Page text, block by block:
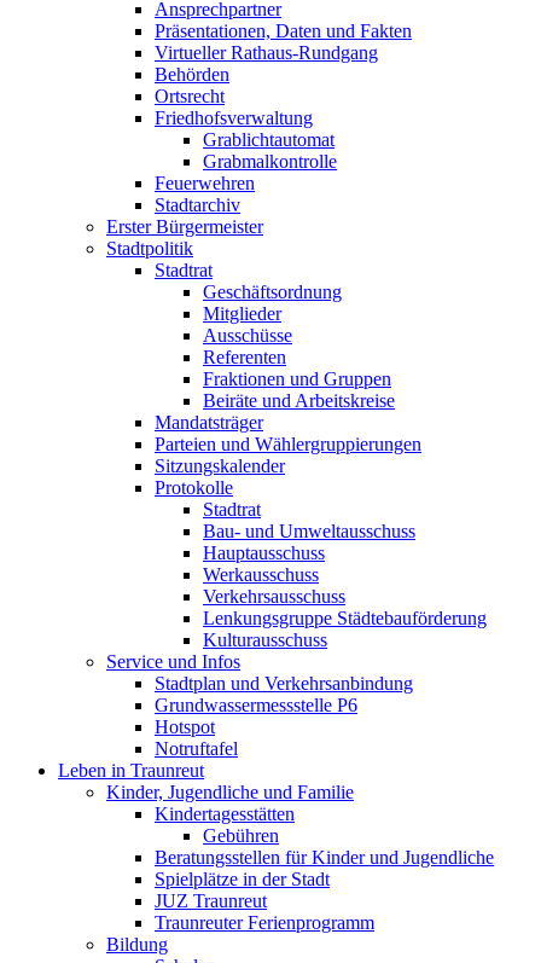
Ansprechpartner
Präsentationen, Daten und Fakten
Virtueller Rathaus-Rundgang
Behörden
Ortsrecht
Friedhofsverwaltung
Grablichtautomat
Grabmalkontrolle
Feuerwehren
Stadtarchiv
Erster Bürgermeister
Stadtpolitik
Stadtrat
Geschäftsordnung
Mitglieder
Ausschüsse
Referenten
Fraktionen und Gruppen
Beiräte und Arbeitskreise
Mandatsträger
Parteien und Wählergruppierungen
Sitzungskalender
Protokolle
Stadtrat
Bau- und Umweltausschuss
Hauptausschuss
Werkausschuss
Verkehrsausschuss
Lenkungsgruppe Städtebauförderung
Kulturausschuss
Service und Infos
Stadtplan und Verkehrsanbindung
Grundwassermessstelle P6
Hotspot
Notruftafel
Leben in Traunreut
Kinder, Jugendliche und Familie
Kindertagesstätten
Gebühren
Beratungsstellen für Kinder und Jugendliche
Spielplätze in der Stadt
JUZ Traunreut
Traunreuter Ferienprogramm
Bildung